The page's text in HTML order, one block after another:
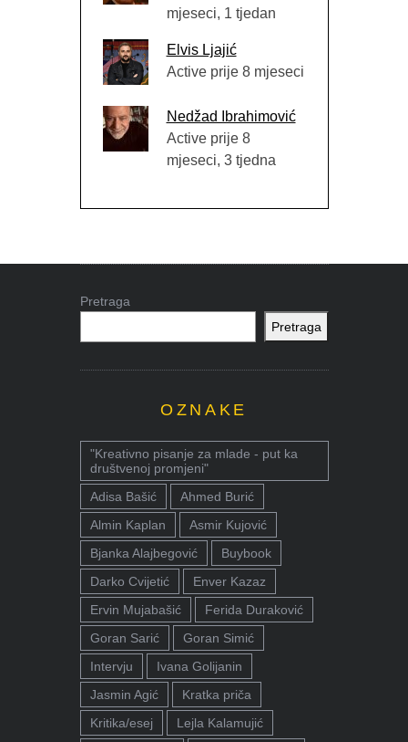
mjeseci, 1 tjedan
Elvis Ljajić
Active prije 8 mjeseci
Nedžad Ibrahimović
Active prije 8
mjeseci, 3 tjedna
Pretraga
Pretraga
OZNAKE
"Kreativno pisanje za mlade - put ka
društvenoj promjeni"
Adisa Bašić
Ahmed Burić
Almin Kaplan
Asmir Kujović
Bjanka Alajbegović
Buybook
Darko Cvijetić
Enver Kazaz
Ervin Mujabašić
Ferida Duraković
Goran Sarić
Goran Simić
Intervju
Ivana Golijanin
Jasmin Agić
Kratka priča
Kritika/esej
Lejla Kalamujić